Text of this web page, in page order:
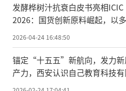
发酵桦树汁抗衰白皮书亮相ICIC
2026：国货创新原料崛起，以
机制重构细胞级抗衰
2026-04-24 16:48:50
锚定“十五五”新航向，发力新
产力，西安认识自己教育科技